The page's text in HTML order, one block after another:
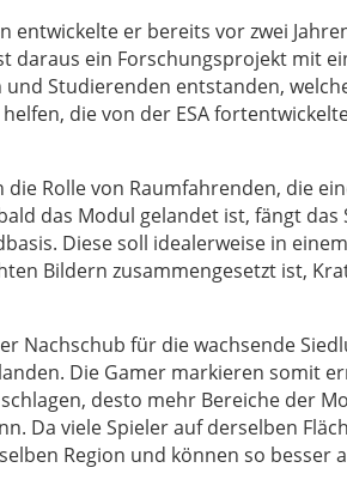
er bereits vor zwei
ein Forschungsprojekt mit
Studierenden entstanden,
die von der ESA
Rolle von Raumfahrenden, die
das Modul gelandet ist, fängt das
Diese soll idealerweise in
Bildern zusammengesetzt ist,
Nachschub für die wachsende
Die Gamer markieren somit
desto mehr Bereiche der
Da viele Spieler auf derselben
Region und können so besser